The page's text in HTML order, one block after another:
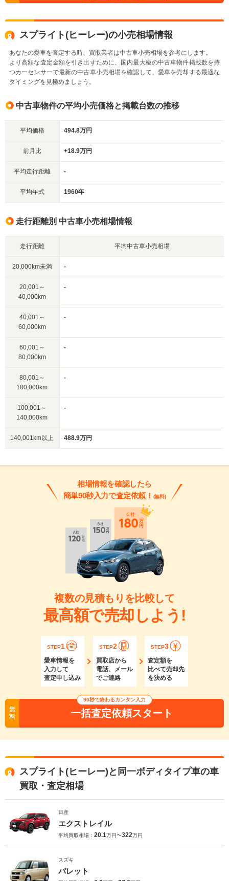
スプライト(ヒーレー)の小売相場情報
あなたの愛車を査定する時、買取業者は中古車小売相場を参考にします。
より高額な査定金額を引き出すために、国内最大級の中古車物件掲載数を持
つカーセンサーで最新の中古車小売相場を確認して、愛車を売却する最適な
タイミングを見極めましょう。
中古車物件の平均小売価格と掲載台数の推移
平均価格 494.8万円
前月比 +18.9万円
平均走行距離 -
平均年式 1960年
走行距離別 中古車小売相場情報
走行距離 平均中古車小売相場
20,000km未満 -
20,001～
40,000km
-
40,001～
60,000km
-
60,001～
80,000km
-
80,001～
100,000km
-
100,001～
140,000km
-
140,001km以上 488.9万円
相場情報を確認したら
簡単90秒入力で査定依頼！ (無料)
複数の見積もりを比較して
最高額で売却しよう!
STEP1
愛車情報を
入力して
査定申し込み
STEP2
買取店から
電話、メール
でご連絡
STEP3
査定額を
比べて売却先
を決める
無
料
90秒で終わるカンタン入力
一括査定依頼スタート
スプライト(ヒーレー)と同一ボディタイプ車の車
買取・査定相場
日産
エクストレイル
平均買取相場： 20.1万円〜322万円
スズキ
パレット